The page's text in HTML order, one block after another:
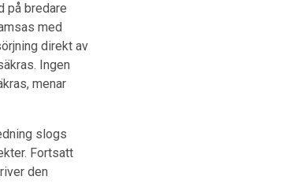
på bredare
med
direkt av
Ingen
menar
slogs
Fortsatt
den